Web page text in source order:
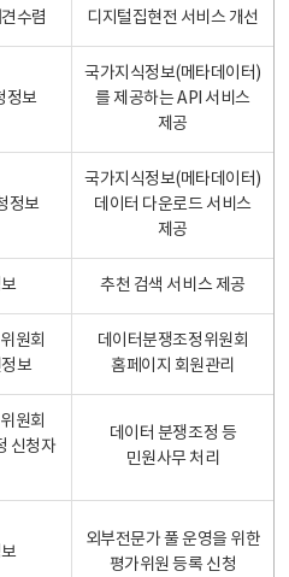
수렴 디지털집현전 서비스 개선
정보
국가지식정보(메타데이터)
를 제공하는 API 서비스
제공
정보
국가지식정보(메타데이터)
데이터 다운로드 서비스
제공
추천 검색 서비스 제공
원회
보
데이터분쟁조정위원회
홈페이지 회원관리
원회
신청자
데이터 분쟁조정 등
민원사무 처리
외부전문가 풀 운영을 위한
평가위원 등록 신청